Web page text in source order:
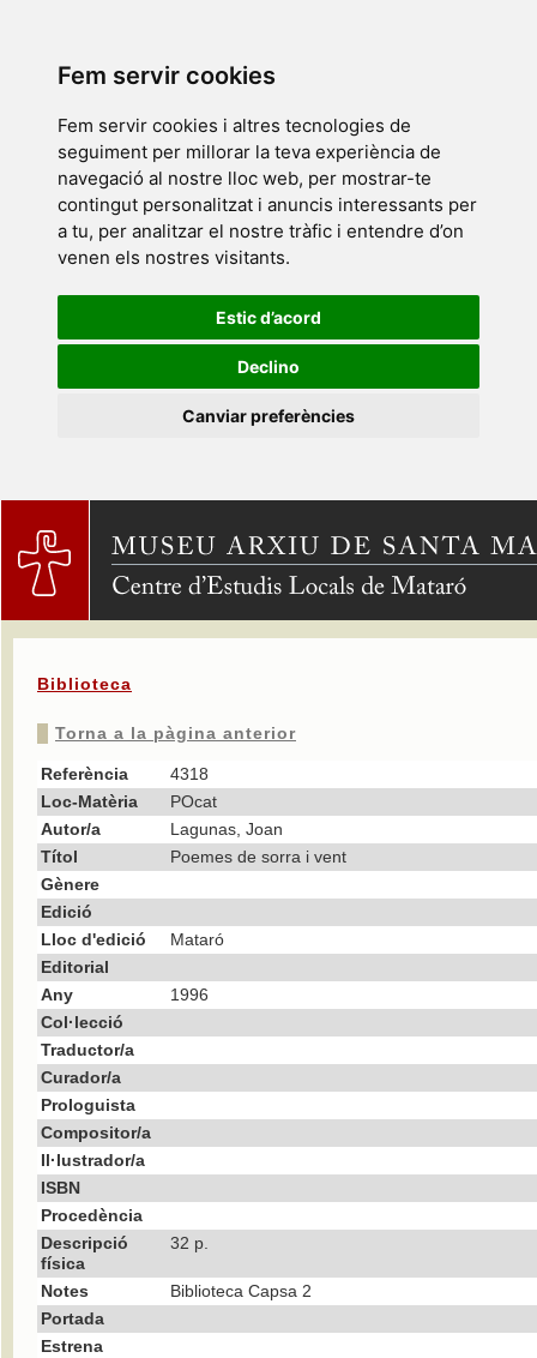
Fem servir cookies
Fem servir cookies i altres tecnologies de
seguiment per millorar la teva experiència de
navegació al nostre lloc web, per mostrar-te
contingut personalitzat i anuncis interessants per
a tu, per analitzar el nostre tràfic i entendre d’on
venen els nostres visitants.
Estic d’acord
Declino
Canviar preferències
Biblioteca
Torna a la pàgina anterior
Referència
4318
Loc-Matèria
POcat
Autor/a
Lagunas, Joan
Títol
Poemes de sorra i vent
Gènere
Edició
Lloc d'edició
Mataró
Editorial
Any
1996
Col·lecció
Traductor/a
Curador/a
Prologuista
Compositor/a
Il·lustrador/a
ISBN
Procedència
Descripció
física
32 p.
Notes
Biblioteca Capsa 2
Portada
Estrena